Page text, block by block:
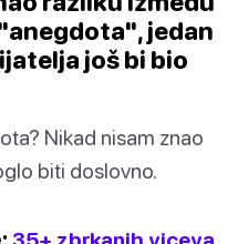
jedan
još bi bio
Nikad nisam znao
biti doslovno.